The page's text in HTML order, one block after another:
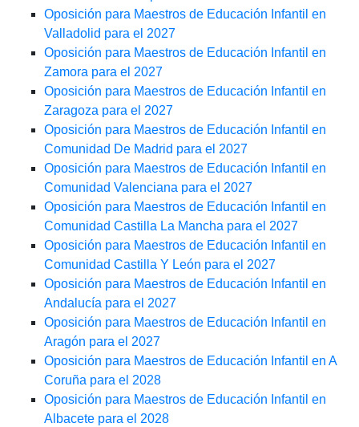
Oposición para Maestros de Educación Infantil en
Valladolid para el 2027
Oposición para Maestros de Educación Infantil en
Zamora para el 2027
Oposición para Maestros de Educación Infantil en
Zaragoza para el 2027
Oposición para Maestros de Educación Infantil en
Comunidad De Madrid para el 2027
Oposición para Maestros de Educación Infantil en
Comunidad Valenciana para el 2027
Oposición para Maestros de Educación Infantil en
Comunidad Castilla La Mancha para el 2027
Oposición para Maestros de Educación Infantil en
Comunidad Castilla Y León para el 2027
Oposición para Maestros de Educación Infantil en
Andalucía para el 2027
Oposición para Maestros de Educación Infantil en
Aragón para el 2027
Oposición para Maestros de Educación Infantil en A
Coruña para el 2028
Oposición para Maestros de Educación Infantil en
Albacete para el 2028